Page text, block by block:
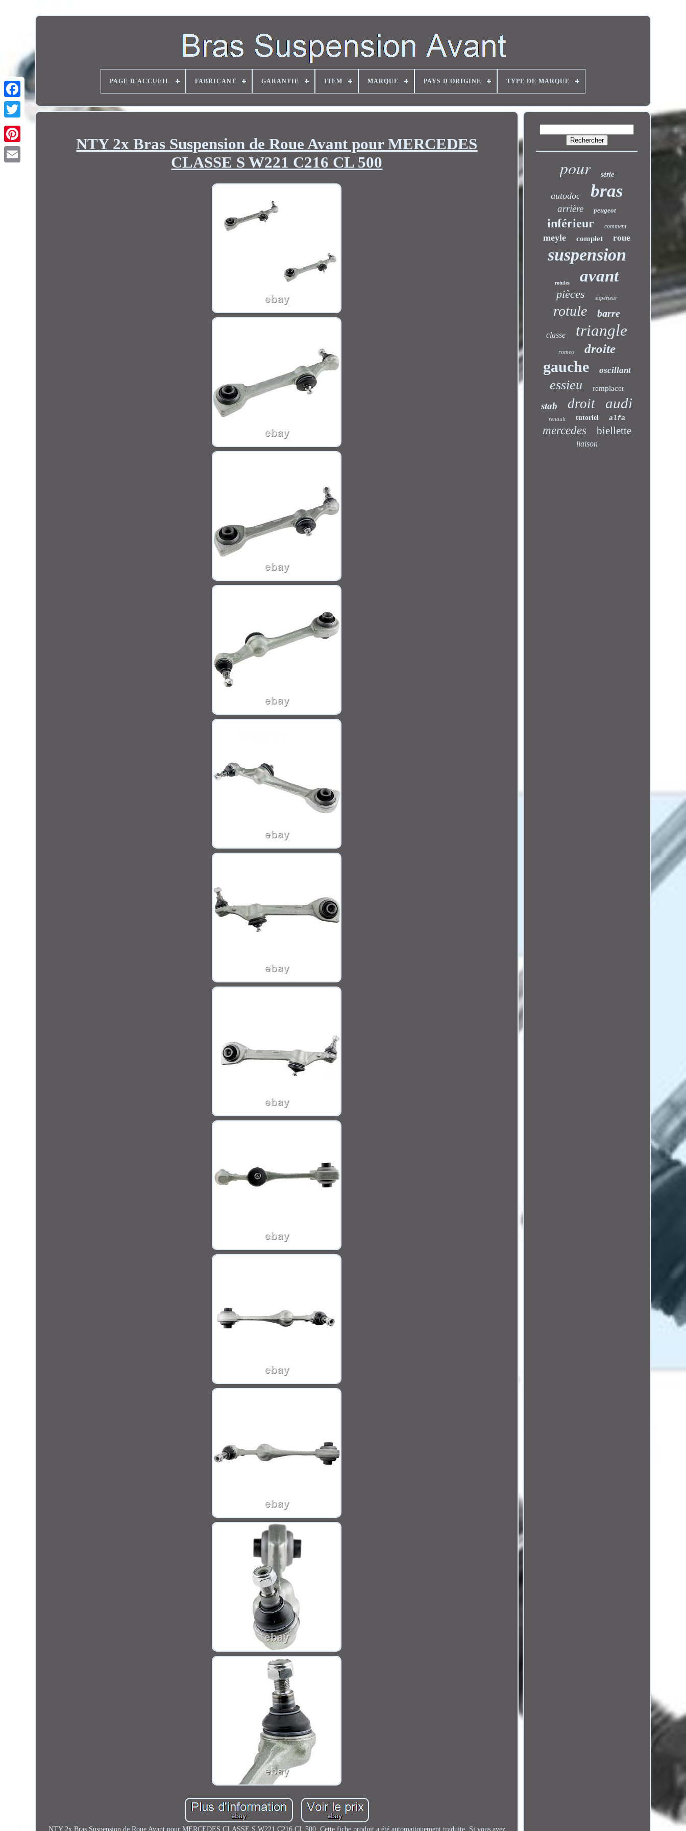
Twitter
PAGE D'ACCUEIL FABRICANT GARANTIE ITEM MARQUE PAYS D'ORIGINE TYPE DE MARQUE
NTY 2x Bras Suspension de Roue Avant pour MERCEDES
CLASSE S W221 C216 CL 500
NTY 2x Bras Suspension de Roue Avant pour MERCEDES CLASSE S W221 C216 CL 500. Cette fiche produit a été automatiquement traduite. Si vous avez
pour série
autodoc bras
arrière peugeot
inférieur comment
meyle complet roue
suspension
rotules avant
pièces supérieur
rotule barre
classe triangle
romeo droite
gauche oscillant
essieu remplacer
stab droit audi
renault tutoriel alfa
mercedes biellette
liaison